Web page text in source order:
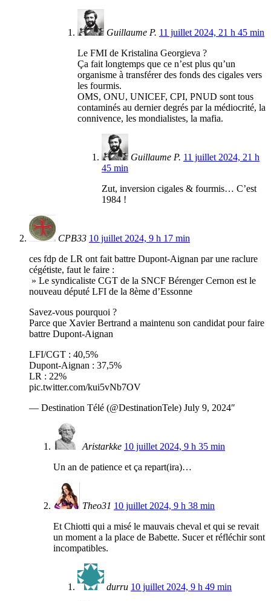
Guillaume P. 11 juillet 2024, 21 h 45 min
Le FMI de Kristalina Georgieva ?
Ça fait longtemps que ce n’est plus qu’un
organisme à transférer des fonds des cigales vers
les fourmis.
OMS, ONU, UNICEF, CPI, PNUD sont tous
contaminés au dernier degrés par la médiocrité, la
connivence, les mondialistes, la mafia.
Guillaume P. 11 juillet 2024, 21 h
45 min
Zut, inversion cigales & fourmis… C’est
1984 !
CPB33 10 juillet 2024, 9 h 17 min
ces fdp de LR ont fait battre Dupont-Aignan par une raclure
cégétiste, faut le faire :
» Le syndicaliste CGT de la SNCF Bérenger Cernon est le
nouveau député LFI de la 8ème d’Essonne
Savez-vous pourquoi ?
Parce que Xavier Bertrand a maintenu son candidat pour faire
battre Dupont-Aignan
LFI/CGT : 40,5%
Dupont-Aignan : 37,5%
LR : 22%
pic.twitter.com/kui5vNb7OV
— Destination Télé (@DestinationTele) July 9, 2024″
Aristarkke 10 juillet 2024, 9 h 35 min
Un an de patience et ça repart(ira)…
Theo31 10 juillet 2024, 9 h 38 min
Et Chiotti qui a misé le mauvais cheval et qui se revait
un moment a la place de Babette. Sucer et réfléchir sont
incompatibles.
durru 10 juillet 2024, 9 h 49 min